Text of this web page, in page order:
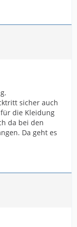
sicher auch
die Kleidung
da bei den
Da geht es